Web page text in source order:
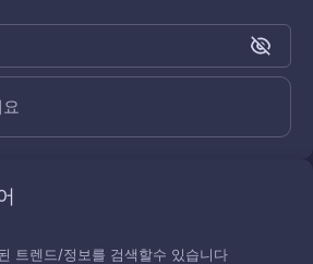
트렌드/정보를 검색할수 있습니다